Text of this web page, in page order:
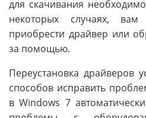
для скачивания
некоторых случаях, вам
приобрести драйвер или
за помощью.
Переустановка драйверов
способов исправить
в Windows 7